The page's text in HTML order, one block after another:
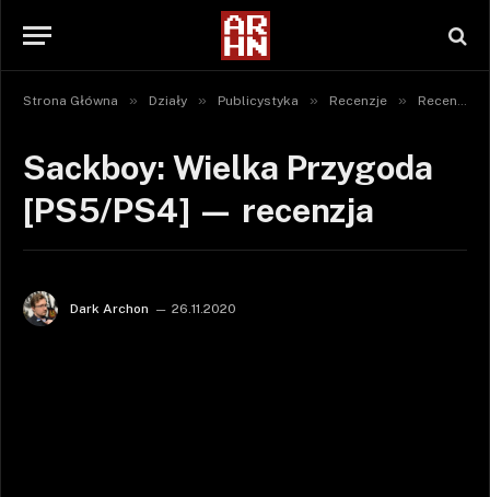
Strona Główna » Działy » Publicystyka » Recenzje » Recenzje gier
Sackboy: Wielka Przygoda
[PS5/PS4] — recenzja
Dark Archon 26.11.2020